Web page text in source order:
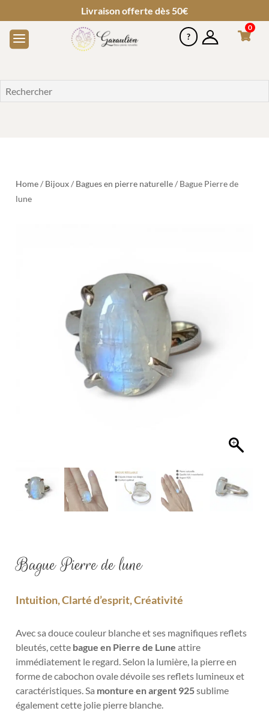
Livraison offerte dès 50€
0
Home/ Bijoux/ Bagues en pierre naturelle/ Bague Pierre de
lune
Bague Pierre de lune
Intuition, Clarté d’esprit, Créativité
Avec sa douce couleur blanche et ses magnifiques reflets
bleutés, cette bague en Pierre de Lune attire
immédiatement le regard. Selon la lumière, la pierre en
forme de cabochon ovale dévoile ses reflets lumineux et
caractéristiques. Sa monture en argent 925sublime
également cette jolie pierre blanche.